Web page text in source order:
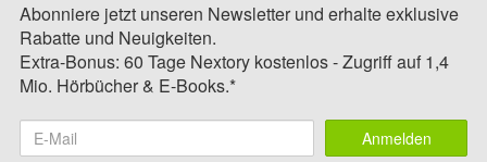
Abonniere jetzt unseren Newsletter und erhalte exklusive
Rabatte und Neuigkeiten.
Extra-Bonus: 60 Tage Nextory kostenlos - Zugriff auf 1,4
Mio. Hörbücher & E-Books.*
Anmelden